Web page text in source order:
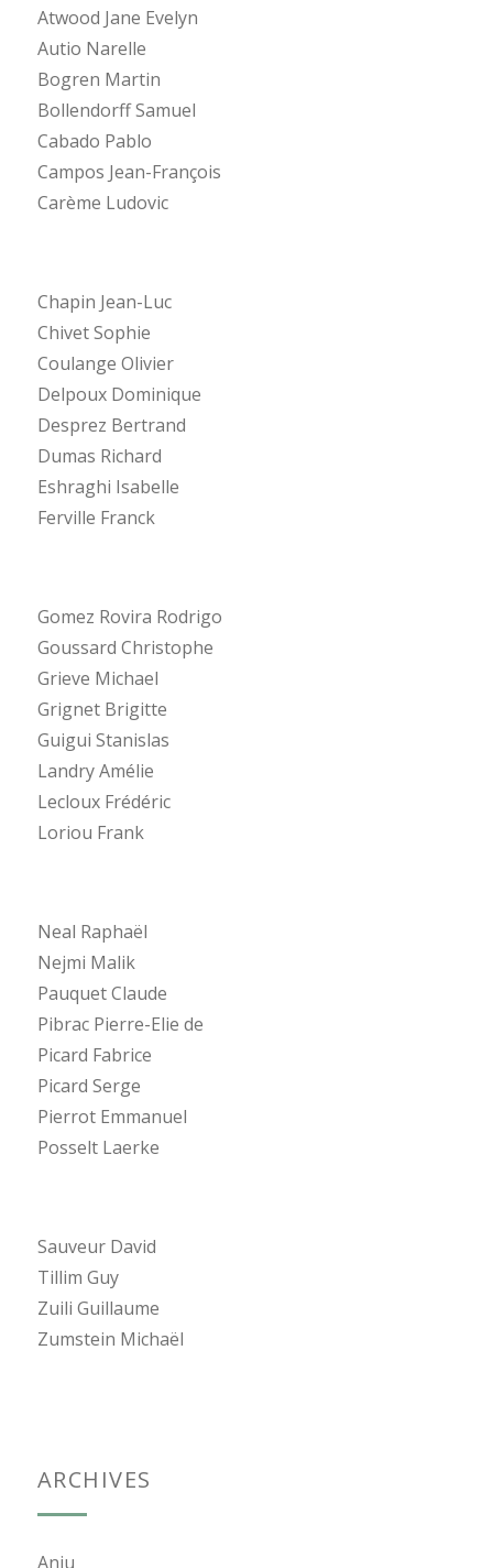
Atwood Jane Evelyn
Autio Narelle
Bogren Martin
Bollendorff Samuel
Cabado Pablo
Campos Jean-François
Carème Ludovic
Chapin Jean-Luc
Chivet Sophie
Coulange Olivier
Delpoux Dominique
Desprez Bertrand
Dumas Richard
Eshraghi Isabelle
Ferville Franck
Gomez Rovira Rodrigo
Goussard Christophe
Grieve Michael
Grignet Brigitte
Guigui Stanislas
Landry Amélie
Lecloux Frédéric
Loriou Frank
Neal Raphaël
Nejmi Malik
Pauquet Claude
Pibrac Pierre-Elie de
Picard Fabrice
Picard Serge
Pierrot Emmanuel
Posselt Laerke
Sauveur David
Tillim Guy
Zuili Guillaume
Zumstein Michaël
ARCHIVES
Aniu